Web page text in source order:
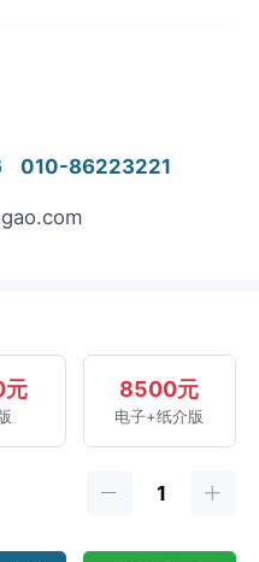
010-86223221
8500元
电子+纸介版